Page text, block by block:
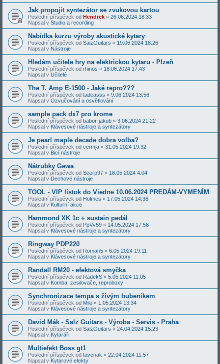
Jak propojit syntezátor se zvukovou kartou
Poslední příspěvek od Hendrek « 26.06.2024 18:33
Napsal v Studio a recording
Nabídka kurzu výroby akustické kytary
Poslední příspěvek od SalzGuitars « 19.06.2024 18:26
Napsal v Nástroje
Hledám učitele hry na elektrickou kytaru - Plzeň
Poslední příspěvek od rhinos « 18.06.2024 17:43
Napsal v Učitelé
The T. Amp E-1500 - Jaké repro???
Poslední příspěvek od tadeasss « 9.06.2024 13:56
Napsal v Ozvučování a osvětlování
sample pack dx7 pro krome
Poslední příspěvek od babor-jakub « 3.06.2024 21:22
Napsal v Klávesové nástroje a syntezátory
Je pearl maple decade dobra volba?
Poslední příspěvek od cermja « 31.05.2024 19:32
Napsal v Bicí nástroje
Nátrubky Gewa
Poslední příspěvek od Scorp97 « 18.05.2024 4:04
Napsal v Dechové nástroje
TOOL - VIP lístok do Viedne 10.06.2024 PREDÁM-VYMENÍM
Poslední příspěvek od Holmes « 17.05.2024 14:36
Napsal v Kulturní akce
Hammond XK 1c + sustain pedál
Poslední příspěvek od PpVv59 « 14.05.2024 17:58
Napsal v Klávesové nástroje a syntezátory
Ringway PDP220
Poslední příspěvek od Roman5 « 6.05.2024 19:11
Napsal v Klávesové nástroje a syntezátory
Randall RM20 - efektová smyčka
Poslední příspěvek od RadekS « 5.05.2024 11:05
Napsal v Komba, zesilovače, reproboxy
Synchronizace tempa s živým bubeníkem
Poslední příspěvek od Milo « 1.05.2024 13:34
Napsal v Klávesové nástroje a syntezátory
David Mák - Salz Guitars - Výroba - Servis - Praha
Poslední příspěvek od SalzGuitars « 24.04.2024 15:23
Napsal v Kytaráři
Multiefekt Boss gt1
Poslední příspěvek od tavenak « 22.04.2024 11:57
Napsal v Kytarové efekty